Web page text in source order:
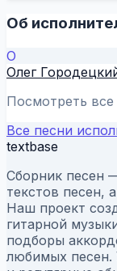
Об
О
Олег
Посмотреть все
Все песни
textbase
Сборник песен
текстов песен,
Наш проект
гитарной
подборы
любимых песен.